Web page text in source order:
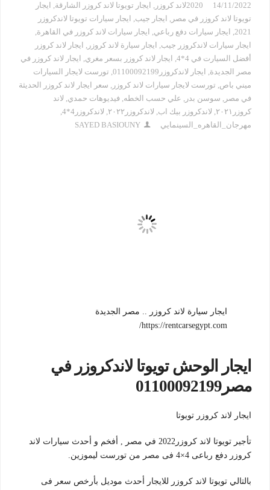
14/11/2022 2020لاند كروزر , ايجار تويوتا لاند كروزر الشارقة, ايجار
تويوتا لاند كروزر في مصر , ايجار جيب, ايجار سيارات تويوتا لاندكروزر
2021
, ايجار سيارات دفع رباعي, ايجار سيارات لاند كروزر في القاهرة,
ايجار سيارات لاندكروزر جيب, ايجار سيارة لاند كروزر , ايجار لاند كروزر
أفضل السيارت في 4*4
, ايجار لاند كروزر بسعر مغري, ايجار لاند كروزر في
مصر الجديدة, ايجار لاندكروزر01100092199 , تورست لايجار السيارات
ميني باص, تورست لايجار سيارات لاند كروزر , سعر ايجار لاند كروزر الحديثة
في مصر , سوسن بدر , علي حسب الخطه, فيديوهات حمدي, لاند
كروزر٢٠٢١
, لاندكروزر بيك اب, لاندكروزر٢٠٢٢ , لاندكروزر4*4
,
مهرجان_القاهره_السينمايي
SAYED BASIOUNY
ايجار سيارة لاند كروزر .. مصر الجديدة
https://rentcarsegypt.com/
ايجار الوحش تويوتا لاندكروزر في
مصر01100092199
ايجار لاند كروزر تويوتا
تأجير تويوتا لاند كروزر2022 في مصر , أفخم و أحدث سيارات لاند
كروزر دفع رباعى 4×4 فى مصر من تورست ليموزين.
بالتالي تويوتا لاند كروزر للايجار أحدث موديل بأرخص سعر فى